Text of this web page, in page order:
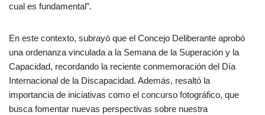
cual es fundamental”.
En este contexto, subrayó que el Concejo Deliberante aprobó
una ordenanza vinculada a la Semana de la Superación y la
Capacidad, recordando la reciente conmemoración del Día
Internacional de la Discapacidad. Además, resaltó la
importancia de iniciativas como el concurso fotográfico, que
busca fomentar nuevas perspectivas sobre nuestra